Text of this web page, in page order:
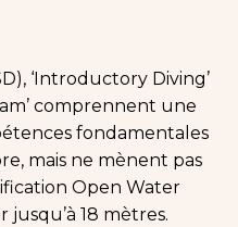
‘Introductory Diving’
comprennent une
fondamentales
mais ne mènent pas
Open Water
18 mètres.